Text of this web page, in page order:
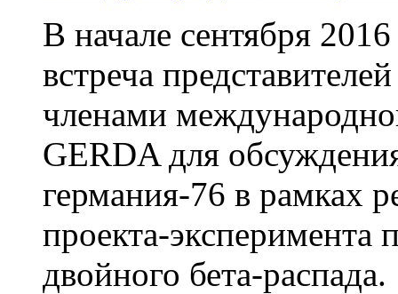
В начале сентября
встреча
членами
GERDA для
германия-76 в рамках
проекта-эксперимента
двойного бета-распада.